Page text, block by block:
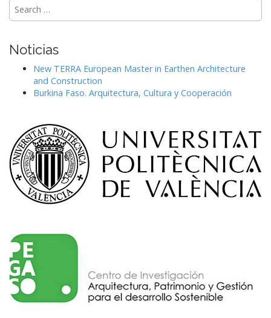
Search
for:
Noticias
New TERRA European Master in Earthen Architecture
and Construction
Burkina Faso. Arquitectura, Cultura y Cooperación